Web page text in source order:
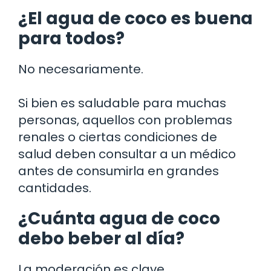
¿El agua de coco es buena
para todos?
No necesariamente.
Si bien es saludable para muchas
personas, aquellos con problemas
renales o ciertas condiciones de
salud deben consultar a un médico
antes de consumirla en grandes
cantidades.
¿Cuánta agua de coco
debo beber al día?